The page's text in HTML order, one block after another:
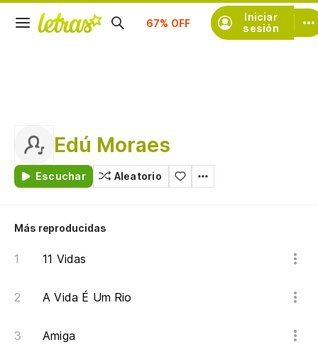
Iniciar
sesión
Suscríbete
Edú Moraes
Escuchar Aleatorio
Más reproducidas
11 Vidas
A Vida É Um Rio
Amiga